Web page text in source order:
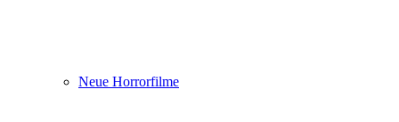
Neue Horrorfilme